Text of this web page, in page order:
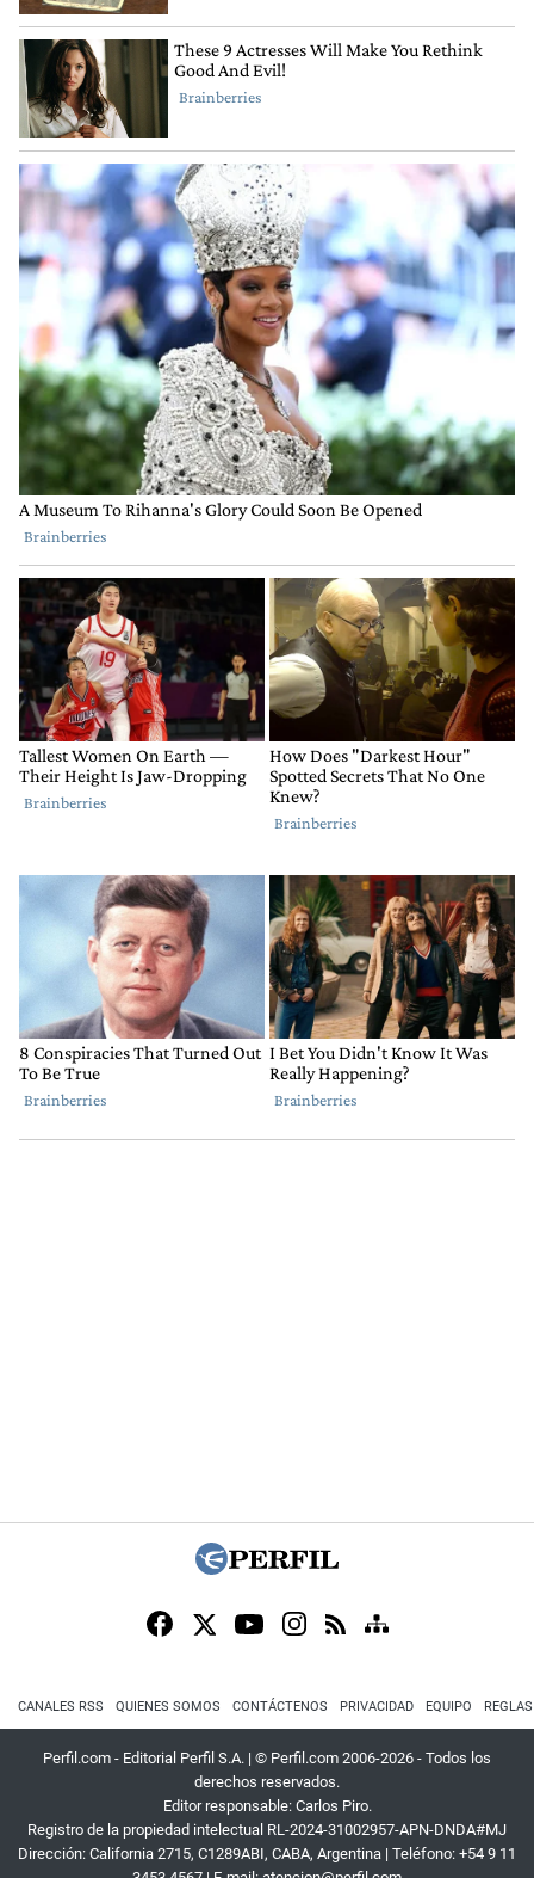
CANALES RSS QUIENES SOMOS CONTÁCTENOS PRIVACIDAD EQUIPO
Perfil.com - Editorial Perfil S.A. | © Perfil.com 2006-2026 - Todos los
derechos reservados.
Editor responsable: Carlos Piro.
Registro de la propiedad intelectual RL-2024-31002957-APN-DNDA#MJ
Dirección: California 2715, C1289ABI, CABA, Argentina | Teléfono: +54 9 11